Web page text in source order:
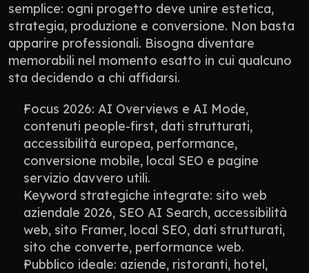
semplice: ogni progetto deve unire estetica,
strategia, produzione e conversione. Non basta
apparire professionali. Bisogna diventare
memorabili nel momento esatto in cui qualcuno
sta decidendo a chi affidarsi.
Focus 2026: AI Overviews e AI Mode,
contenuti people-first, dati strutturati,
accessibilità europea, performance,
conversione mobile, local SEO e pagine
servizio davvero utili.
Keyword strategiche integrate: sito web
aziendale 2026, SEO AI Search, accessibilità
web, sito Framer, local SEO, dati strutturati,
sito che converte, performance web.
Pubblico ideale: aziende, ristoranti, hotel,